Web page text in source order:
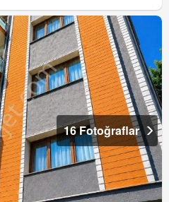
16 Fotoğraflar